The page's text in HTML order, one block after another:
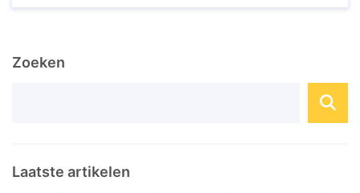
functies in een woning of gebouw. Met KNX
apparaten worden aangestuurd en op elkaar
Zoeken
Laatste artikelen